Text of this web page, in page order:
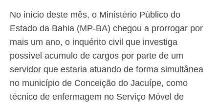
No início deste mês, o Ministério Público do
Estado da Bahia (MP-BA) chegou a prorrogar por
mais um ano, o inquérito civil que investiga
possível acumulo de cargos por parte de um
servidor que estaria atuando de forma simultânea
no município de Conceição do Jacuípe, como
técnico de enfermagem no Serviço Móvel de